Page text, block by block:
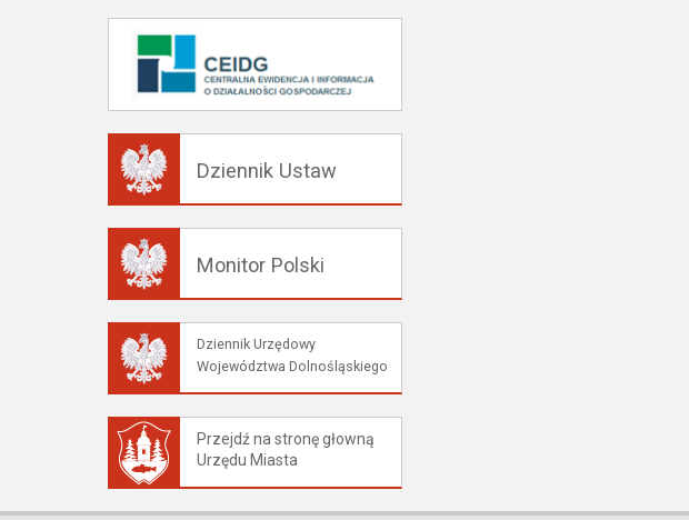
Dziennik Ustaw
Monitor Polski
Dziennik Urzędowy
Województwa Dolnośląskiego
Przejdź na stronę głowną
Urzędu Miasta